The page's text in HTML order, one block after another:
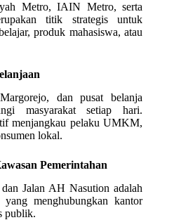
Metro, IAIN Metro, serta
titik strategis untuk
produk mahasiswa, atau
dan pusat belanja
masyarakat setiap hari.
menjangkau pelaku UMKM,
lokal.
Pemerintahan
Jalan AH Nasution adalah
menghubungkan kantor
publik.